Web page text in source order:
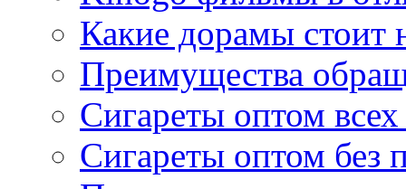
Какие дорамы стоит
Преимущества
Сигареты оптом
Сигареты оптом без